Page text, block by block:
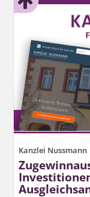
Kanzlei Nussmann